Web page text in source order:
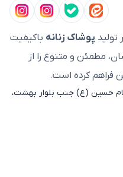
پوشاک زنانه باکیفیت
مطمئن و متنوع را از
فراهم کرده است.
حسین (ع) جنب بلوار بهشت،